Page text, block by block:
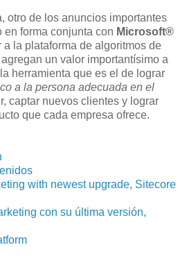
otro de los anuncios importantes
forma conjunta con Microsoft®
la plataforma de algoritmos de
un valor importantísimo a
herramienta que es el de lograr
a la persona adecuada en el
captar nuevos clientes y lograr
que cada empresa ofrece.
with newest upgrade, Sitecore
con su última versión,